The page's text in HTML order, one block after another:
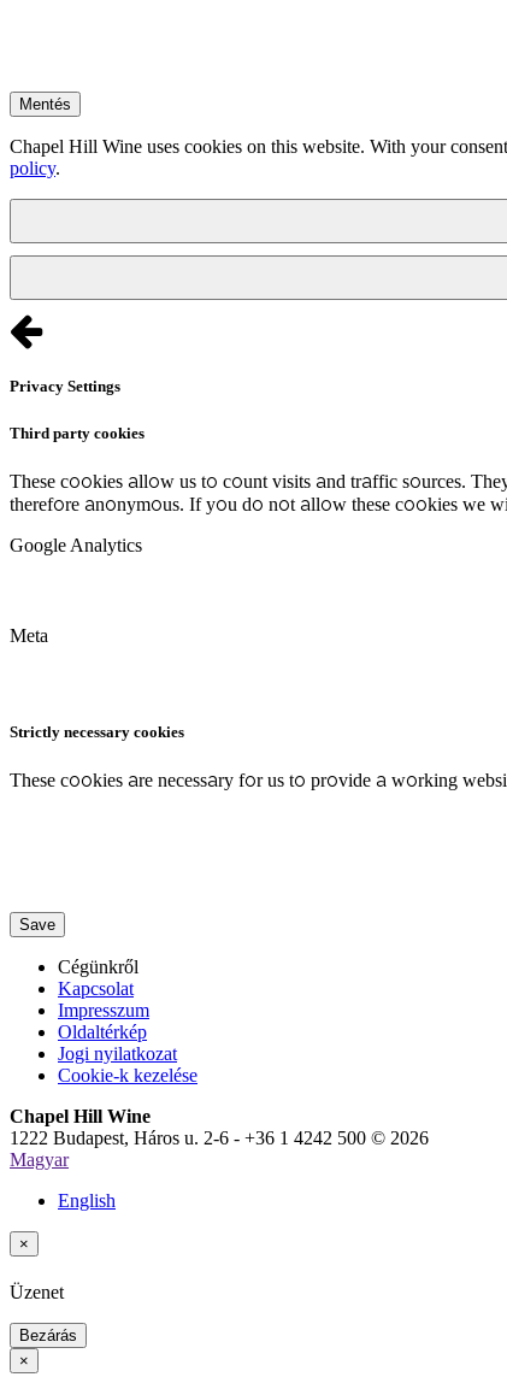
Mentés
Chapel Hill Wine uses cookies on this website. With your
policy.
Privacy Settings
Third party cookies
These cookies allow us to count visits and traffic sources.
therefore anonymous. If you do not allow these cookies we
Google Analytics
Meta
Strictly necessary cookies
These cookies are necessary for us to provide a working
Save
Cégünkről
Kapcsolat
Impresszum
Oldaltérkép
Jogi nyilatkozat
Cookie-k kezelése
Chapel Hill Wine
1222 Budapest, Háros u. 2-6 - +36 1 4242 500 © 2026
Magyar
English
×
Üzenet
Bezárás
×